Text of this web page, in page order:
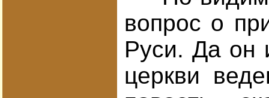
вопрос о
Руси. Да он
церкви